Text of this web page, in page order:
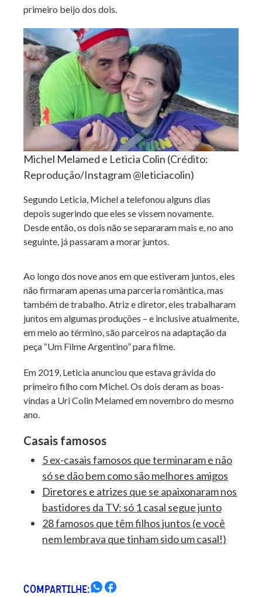
primeiro beijo dos dois.
Michel Melamed e Leticia Colin (Crédito:
Reprodução/Instagram @leticiacolin)
Segundo Leticia, Michel a telefonou alguns dias
depois sugerindo que eles se vissem novamente.
Desde então, os dois não se separaram mais e, no ano
seguinte, já passaram a morar juntos.
Ao longo dos nove anos em que estiveram juntos, eles
não firmaram apenas uma parceria romântica, mas
também de trabalho. Atriz e diretor, eles trabalharam
juntos em algumas produções – e inclusive atualmente,
em meio ao término, são parceiros na adaptação da
peça “Um Filme Argentino” para filme.
Em 2019, Leticia anunciou que estava grávida do
primeiro filho com Michel. Os dois deram as boas-
vindas a Uri Colin Melamed em novembro do mesmo
ano.
Casais famosos
5 ex-casais famosos que terminaram e não
só se dão bem como são melhores amigos
Diretores e atrizes que se apaixonaram nos
bastidores da TV: só 1 casal segue junto
28 famosos que têm filhos juntos (e você
nem lembrava que tinham sido um casal!)
COMPARTILHE: